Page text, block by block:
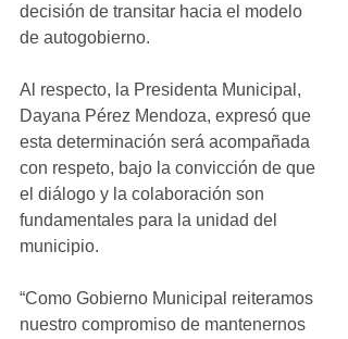
decisión de transitar hacia el modelo
de autogobierno.
Al respecto, la Presidenta Municipal,
Dayana Pérez Mendoza, expresó que
esta determinación será acompañada
con respeto, bajo la convicción de que
el diálogo y la colaboración son
fundamentales para la unidad del
municipio.
“Como Gobierno Municipal reiteramos
nuestro compromiso de mantenernos